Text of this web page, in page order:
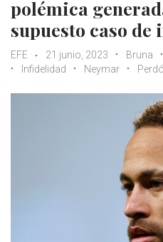
polémica
supuesto caso
EFE 21 junio, 2023 Bruna
Infidelidad
Neymar